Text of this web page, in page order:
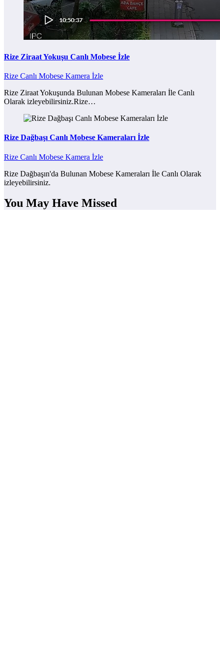
Rize Ziraat Yokuşu Canlı Mobese İzle
Rize Canlı Mobese Kamera İzle
Rize Ziraat Yokuşunda Bulunan Mobese Kameraları İle Canlı
Olarak izleyebilirsiniz.Rize…
Rize Dağbaşı Canlı Mobese Kameraları İzle
Rize Canlı Mobese Kamera İzle
Rize Dağbaşın'da Bulunan Mobese Kameraları İle Canlı Olarak
izleyebilirsiniz.
You May Have Missed